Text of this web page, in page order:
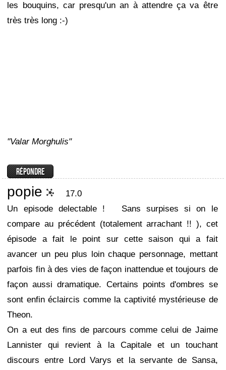
les bouquins, car presqu'un an à attendre ça va être
très très long :-)
"Valar Morghulis"
popie
17.0
Un episode delectable ! Sans surpises si on le
compare au précédent (totalement arrachant !! ), cet
épisode a fait le point sur cette saison qui a fait
avancer un peu plus loin chaque personnage, mettant
parfois fin à des vies de façon inattendue et toujours de
façon aussi dramatique. Certains points d'ombres se
sont enfin éclaircis comme la captivité mystérieuse de
Theon.
On a eut des fins de parcours comme celui de Jaime
Lannister qui revient à la Capitale et un touchant
discours entre Lord Varys et la servante de Sansa,